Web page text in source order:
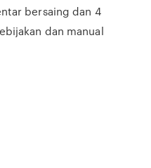
bersaing dan 4
dan manual